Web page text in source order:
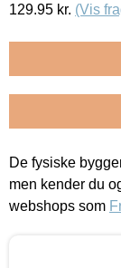
129.95 kr. (Vis
De fysiske
men kender du
webshops som